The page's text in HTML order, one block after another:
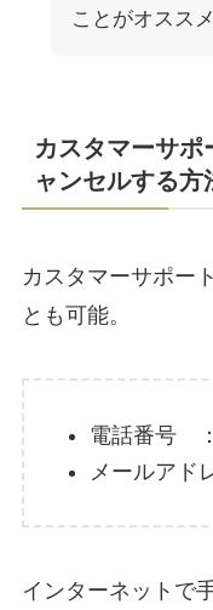
ことがオススメ
カスタマーサポ
ャンセルする方
カスタマーサポー
とも可能。
電話番号
メールア
インターネットで